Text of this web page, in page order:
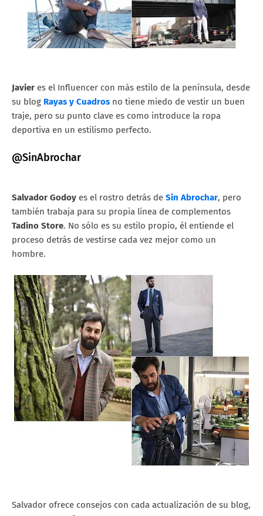
Javier es el Influencer con más estilo de la península, desde
su blog Rayas y Cuadros no tiene miedo de vestir un buen
traje, pero su punto clave es como introduce la ropa
deportiva en un estilismo perfecto.
@SinAbrochar
Salvador Godoy es el rostro detrás de Sin Abrochar, pero
también trabaja para su propia línea de complementos
Tadino Store. No sólo es su estilo propio, él entiende el
proceso detrás de vestirse cada vez mejor como un
hombre.
Salvador ofrece consejos con cada actualización de su blog,